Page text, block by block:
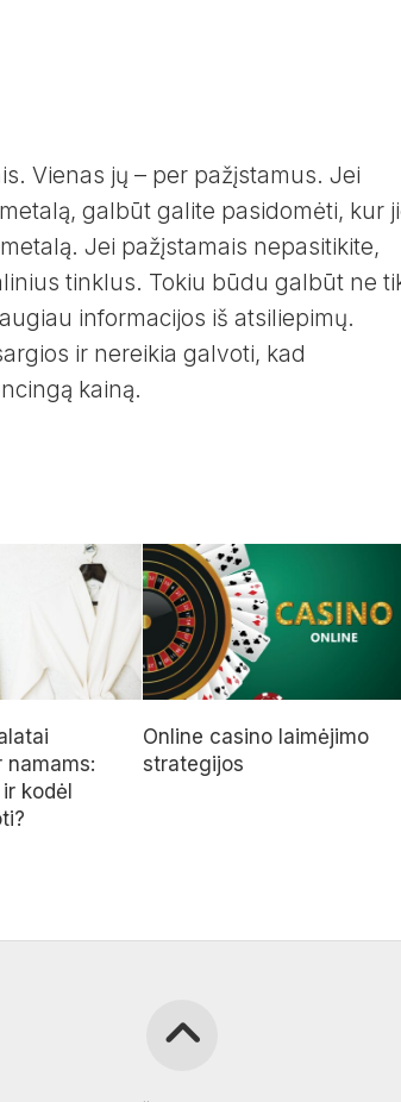
Vienas jų – per pažįstamus. Jei
galbūt galite pasidomėti, kur
Jei pažįstamais nepasitikite,
tinklus. Tokiu būdu galbūt ne
informacijos iš atsiliepimų.
ir nereikia galvoti, kad
kainą.
namams:
kodėl
Online casino laimėjimo
strategijos